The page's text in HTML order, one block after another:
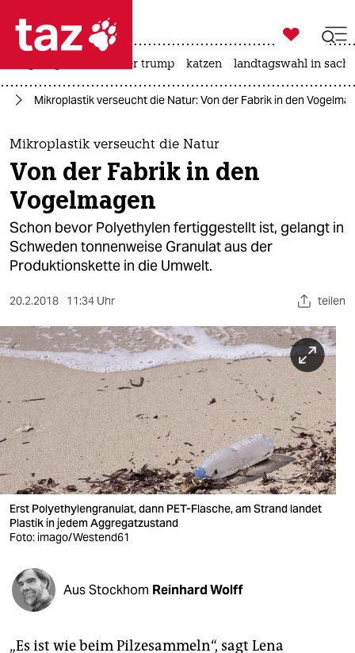
 taz zahl ich
taz zahl ich
themen
politik
öko
gesellschaft
sport
berlin
nord
wahrheit
verlag
verlag
veranstaltungen
fragen & hilfe

taz zahl ich
usa unter trump katzen landtagswahl in
Mikroplastik verseucht die Natur: Von der Fabrik in den
Mikroplastik verseucht die Natur
Von der Fabrik in den
Vogelmagen
Schon bevor Polyethylen fertiggestellt ist, gelangt in
Schweden tonnenweise Granulat aus der
Produktionskette in die Umwelt.
20.2.2018 11:34 Uhr teilen
Erst Polyethylengranulat, dann PET-Flasche, am Strand landet
Plastik in jedem Aggregatzustand
Foto: imago/Westend61
Aus Stockhom Reinhard Wolff
„Es ist wie beim Pilzesammeln“, sagt Lena